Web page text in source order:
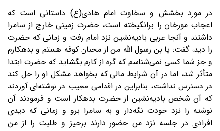
در مورد بخشش و سخاوت امام هادی(ع) داستانی است که
اعجاب مورخان را برانگیخته است، حضرت زمینی خارج از سامرا
داشتند و آنجا عربی بادیه‌نشین نزد امام رفت و زمانی‌ که حضرت
را دید، گفت: یا بن رسول الله من از محبان کوفه هستم و بدهکارم
و جز شما کسی نمی‌شناسم که گره از کارم بگشاید که حضرت ابتدا
متأثر شد، اما در آن شرایط مالی که بخواهد مشکل او را حل کند
در دسترس نداشت، بنابراین در اقدامی عجیب در نوشته‌ای آوردند
که آن شخص بادیه‌نشین از حضرت بدهکار است و فرمودند آن
نوشته را نزد خودت نگه‌دار و به سامرا برو و زمانی که دیدی
افرادی در جلسه نزد من حضور دارند برخیز و طلبت را از من